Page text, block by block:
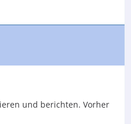
und berichten. Vorher